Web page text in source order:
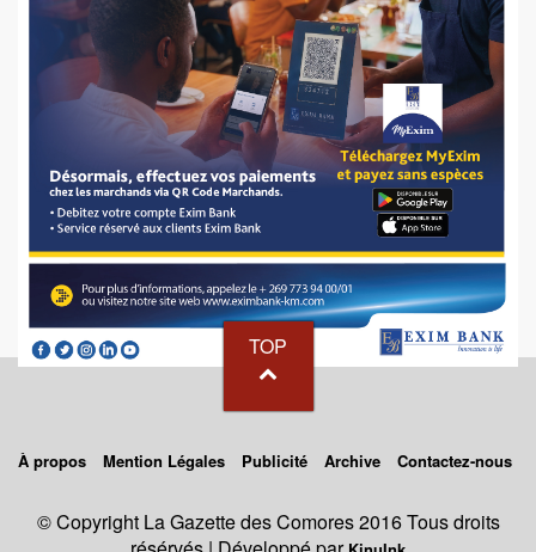
TOP
À propos Mention Légales Publicité Archive Contactez-nous
© Copyright La Gazette des Comores 2016 Tous droits